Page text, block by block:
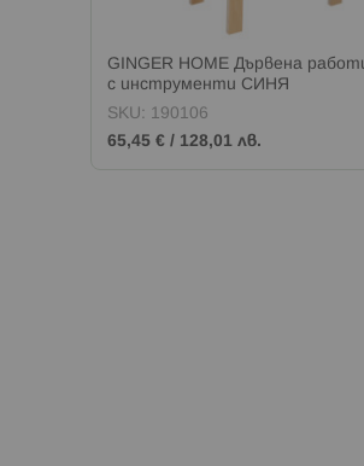
GINGER HOME Дървена
с инструменти СИНЯ
SKU: 190106
65,45 € / 128,01 лв.